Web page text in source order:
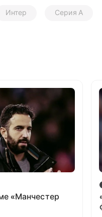
Интер Серия А
«Манчестер